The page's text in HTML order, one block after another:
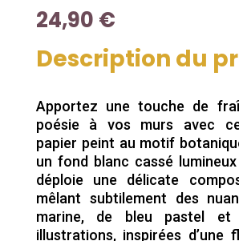
24,90 €
Description du
Apportez une touche de
poésie à vos murs avec
papier peint au motif
un fond blanc cassé
déploie une délicate
mêlant subtilement des
marine, de bleu pastel et
illustrations, inspirées d’une